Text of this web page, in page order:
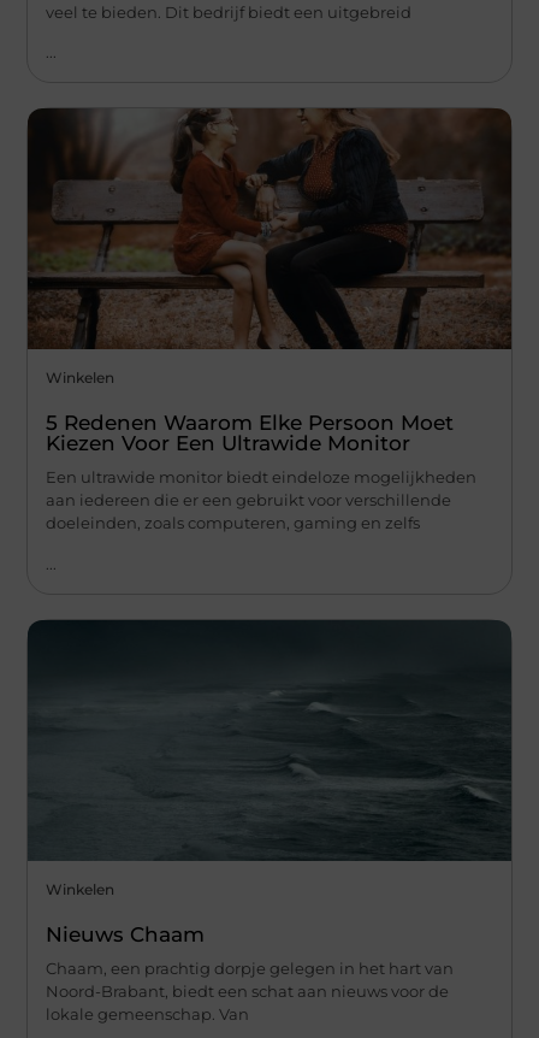
veel te bieden. Dit bedrijf biedt een uitgebreid
...
Winkelen
5 Redenen Waarom Elke Persoon Moet
Kiezen Voor Een Ultrawide Monitor
Een ultrawide monitor biedt eindeloze mogelijkheden
aan iedereen die er een gebruikt voor verschillende
doeleinden, zoals computeren, gaming en zelfs
Winkelen
Nieuws Chaam
Chaam, een prachtig dorpje gelegen in het hart van
Noord-Brabant, biedt een schat aan nieuws voor de
lokale gemeenschap. Van